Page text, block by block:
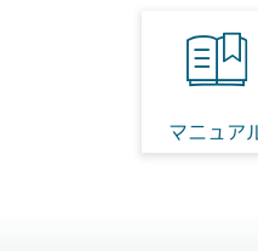
マニュア